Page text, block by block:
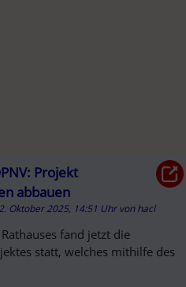
Projekt
abbauen
Oktober 2025, 14:51 Uhr vonhacl
fand jetzt die
statt, welches mithilfe des